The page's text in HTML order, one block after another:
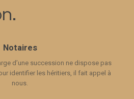
Notaires
d’une succession ne dispose pas
identifier les héritiers, il fait appel à
nous.